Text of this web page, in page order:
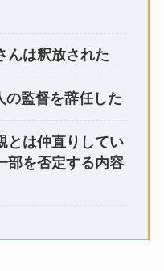
んは釈放された
の監督を辞任した
とは仲直りしてい
部を否定する内容